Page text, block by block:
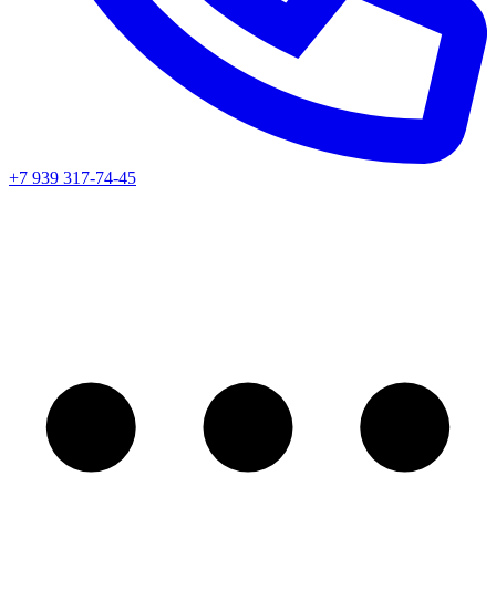
+7 939 317-74-45